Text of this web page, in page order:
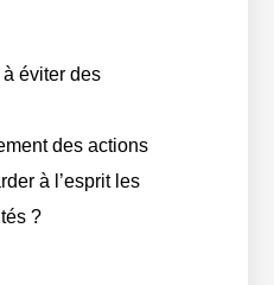
éviter des
des actions
à l’esprit les
?